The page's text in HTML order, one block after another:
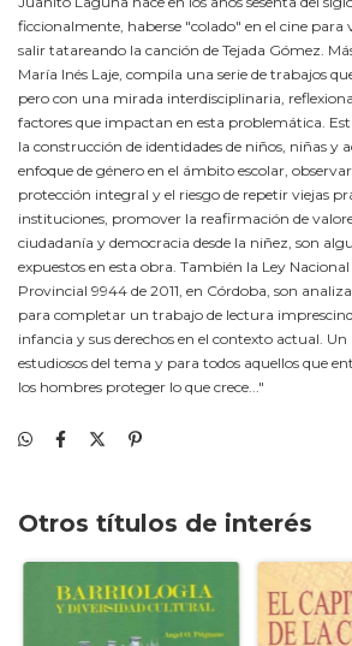
ficcionalmente, haberse "colado" en el cine para
salir tatareando la canción de Tejada Gómez.
María Inés Laje, compila una serie de trabajos
pero con una mirada interdisciplinaria,
factores que impactan en esta problemática.
la construcción de identidades de niños, niñas y
enfoque de género en el ámbito escolar,
protección integral y el riesgo de repetir viejas
instituciones, promover la reafirmación de
ciudadanía y democracia desde la niñez, son
expuestos en esta obra. También la Ley
Provincial 9944 de 2011, en Córdoba, son
para completar un trabajo de lectura
infancia y sus derechos en el contexto actual.
estudiosos del tema y para todos aquellos que
los hombres proteger lo que crece..."
Otros títulos de interés